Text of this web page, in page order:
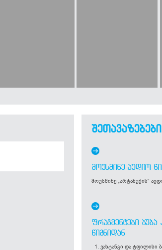
შეთავაზებები
ᲛᲝᲣᲡᲛᲘᲜᲔ ᲐᲣᲓᲘᲝ
მოუსმინე „არტანუჯის“
ᲤᲠᲐᲒᲛᲔᲜᲢᲔᲑᲘ ᲑᲣᲑᲐ
ᲬᲘᲒᲜᲘᲓᲐᲜ
1. ვახტანგი და ტფილისი